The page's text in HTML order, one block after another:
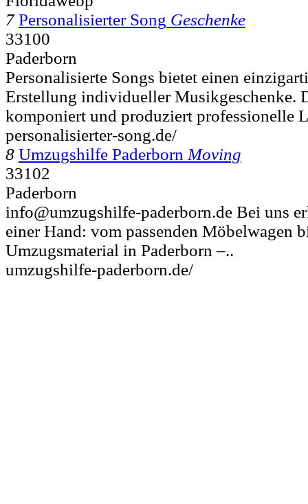
7 Personalisierter Song Geschenke
33100
Paderborn
Personalisierte Songs bietet einen
Erstellung individueller Musikgeschenke.
komponiert und produziert professionelle
personalisierter-song.de/
8 Umzugshilfe Paderborn Moving
33102
Paderborn
info@umzugshilfe-paderborn.de Bei uns
einer Hand: vom passenden Möbelwagen
Umzugsmaterial in Paderborn –..
umzugshilfe-paderborn.de/